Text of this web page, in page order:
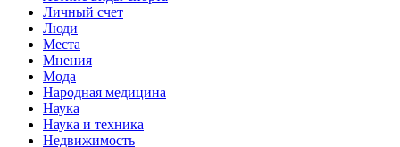
Личный счет
Люди
Места
Мнения
Мода
Народная медицина
Наука
Наука и техника
Недвижимость